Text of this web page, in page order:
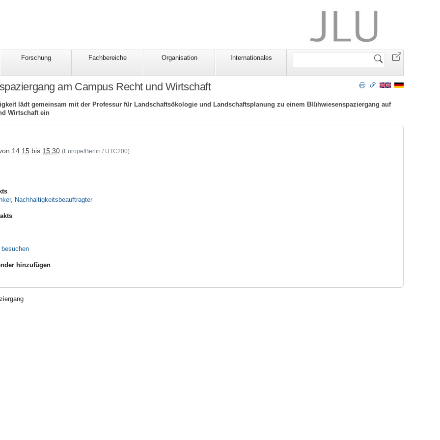
Forschung Fachbereiche Organisation Internationales
Website
am Campus Recht und Wirtschaft
lädt gemeinsam mit der Professur für Landschaftsökologie und Landschaftsplanung zu einem Blühwiesenspaziergang auf
Wirtschaft ein
2026_05_05_bluehwiese
14:15bis 15:30 (Europe/Berlin / UTC200)
Nachhaltigkeitsbeauftragter
hinzufügen